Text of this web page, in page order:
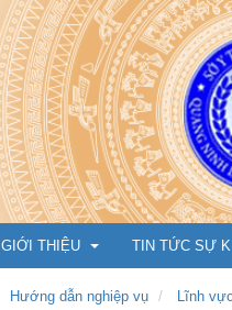
GIỚI THIỆU TIN TỨC SỰ
Hướng dẫn nghiệp vụ Lĩnh